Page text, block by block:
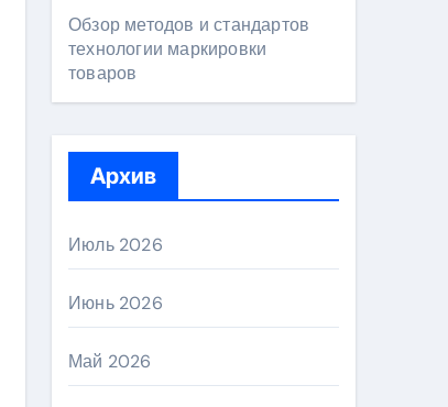
Обзор методов и стандартов
технологии маркировки
товаров
Архив
Июль 2026
Июнь 2026
Май 2026